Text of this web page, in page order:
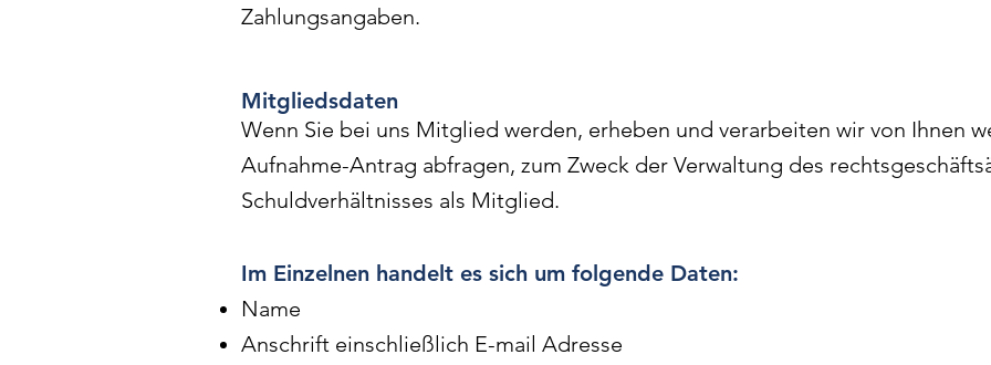
Zahlungsangaben.
Mitgliedsdaten
Wenn Sie bei uns Mitglied werden, erheben und verarbeiten wir von Ihnen
Aufnahme-Antrag abfragen, zum Zweck der Verwaltung des
Schuldverhältnisses als Mitglied.
Im Einzelnen handelt es sich um folgende Daten:
Name
Anschrift einschließlich E-mail Adresse